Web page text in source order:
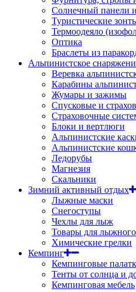
Солнечный панели
Туристические
Термоодеяло
Оптика
Браслеты из
Альпинистское
Веревка
Карабины
Жумары и зажимы
Спусковые и
Страховочные
Блоки и вертлюги
Альпинистские
Альпинистские
Ледорубы
Магнезия
Скальники
Зимний активный отдых
Лыжные маски
Снегоступы
Чехлы для лыж
Товары для лыжного
Химические грелки
Кемпинг
Кемпинговые
Тенты от солнца и
Кемпинговая мебель